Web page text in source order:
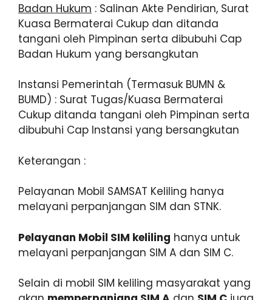
Badan Hukum : Salinan Akte Pendirian, Surat
Kuasa Bermaterai Cukup dan ditanda
tangani oleh Pimpinan serta dibubuhi Cap
Badan Hukum yang bersangkutan
Instansi Pemerintah (Termasuk BUMN &
BUMD) : Surat Tugas/Kuasa Bermaterai
Cukup ditanda tangani oleh Pimpinan serta
dibubuhi Cap Instansi yang bersangkutan
Keterangan :
Pelayanan Mobil SAMSAT Keliling hanya
melayani perpanjangan SIM dan STNK.
Pelayanan Mobil SIM keliling hanya untuk
melayani perpanjangan SIM A dan SIM C.
Selain di mobil SIM keliling masyarakat yang